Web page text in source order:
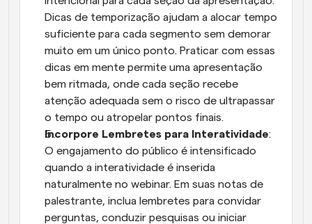
Dicas de temporização ajudam a alocar tempo
suficiente para cada segmento sem demorar
muito em um único ponto. Praticar com essas
dicas em mente permite uma apresentação
bem ritmada, onde cada seção recebe
atenção adequada sem o risco de ultrapassar
o tempo ou atropelar pontos finais.
Incorpore Lembretes para Interatividade:
O engajamento do público é intensificado
quando a interatividade é inserida
naturalmente no webinar. Em suas notas de
palestrante, inclua lembretes para convidar
perguntas, conduzir pesquisas ou iniciar